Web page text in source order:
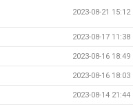
2023-08-21 15:12
2023-08-17 11:38
2023-08-16 18:49
2023-08-16 18:03
2023-08-14 21:44